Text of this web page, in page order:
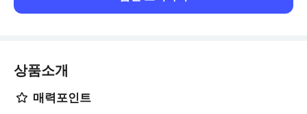
상품소개
매력포인트